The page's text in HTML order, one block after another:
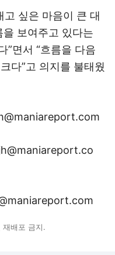
고 싶은 마음이 큰 대
보여주고 있다는
”면서 “흐름을 다음
다”고 의지를 불태웠
배포 금지.